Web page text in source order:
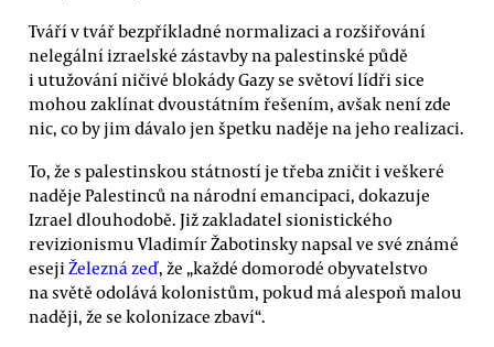
Tváří v tvář bezpříkladné normalizaci a rozšiřování
nelegální izraelské zástavby na palestinské půdě
i utužování ničivé blokády Gazy se světoví lídři sice
mohou zaklínat dvoustátním řešením, avšak není zde
nic, co by jim dávalo jen špetku naděje na jeho realizaci.
To, že s palestinskou státností je třeba zničit i veškeré
naděje Palestinců na národní emancipaci, dokazuje
Izrael dlouhodobě. Již zakladatel sionistického
revizionismu Vladimír Žabotinsky napsal ve své známé
esejiŽelezná zeď, že „každé domorodé obyvatelstvo
na světě odolává kolonistům, pokud má alespoň malou
naději, že se kolonizace zbaví“.